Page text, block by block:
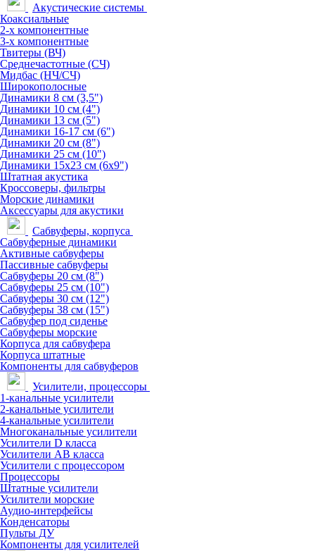
Акустические системы
Коаксиальные
2-х компонентные
3-х компонентные
Твитеры (ВЧ)
Среднечастотные (СЧ)
Мидбас (НЧ/СЧ)
Широкополосные
Динамики 8 см (3,5")
Динамики 10 см (4")
Динамики 13 см (5")
Динамики 16-17 см (6")
Динамики 20 см (8")
Динамики 25 см (10")
Динамики 15х23 см (6х9")
Штатная акустика
Кроссоверы, фильтры
Морские динамики
Аксессуары для акустики
Сабвуферы, корпуса
Сабвуферные динамики
Активные сабвуферы
Пассивные сабвуферы
Сабвуферы 20 см (8")
Сабвуферы 25 см (10")
Сабвуферы 30 см (12")
Сабвуферы 38 см (15")
Сабвуфер под сиденье
Сабвуферы морские
Корпуса для сабвуфера
Корпуса штатные
Компоненты для сабвуферов
Усилители, процессоры
1-канальные усилители
2-канальные усилители
4-канальные усилители
Многоканальные усилители
Усилители D класса
Усилители АВ класса
Усилители с процессором
Процессоры
Штатные усилители
Усилители морские
Аудио-интерфейсы
Конденсаторы
Пульты ДУ
Компоненты для усилителей